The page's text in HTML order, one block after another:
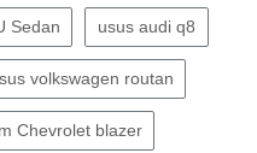
Sedan usus audi q8
volkswagen routan
Chevrolet blazer